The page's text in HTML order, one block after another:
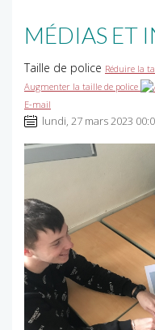
MÉDIAS ET
Taille de police Réduire la
Augmenter la taille de police
E-mail
lundi, 27 mars 2023